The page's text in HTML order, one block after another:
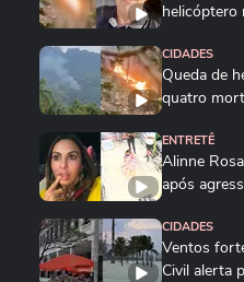
helicóptero
CIDADES
Queda de
quatro
ENTRETÊ
Alinne
após
CIDADES
Ventos
Civil alerta